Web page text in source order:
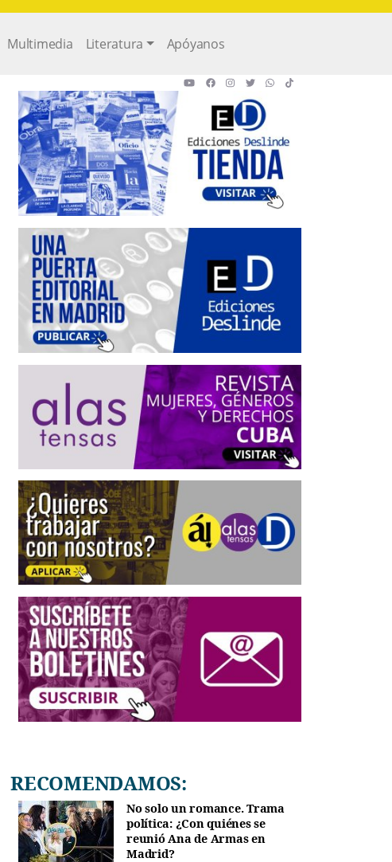
Multimedia Literatura Apóyanos
RECOMENDAMOS:
No solo un romance. Trama
política: ¿Con quiénes se
reunió Ana de Armas en
Madrid?